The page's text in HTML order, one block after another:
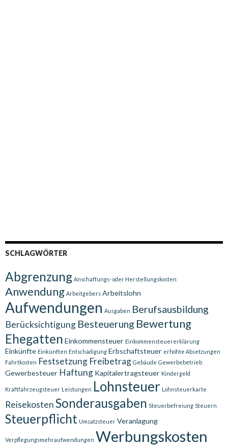
SCHLAGWÖRTER
Abgrenzung Anschaffungs- oder Herstellungskosten
Anwendung Arbeitgebers Arbeitslohn
Aufwendungen Ausgaben Berufsausbildung
Berücksichtigung Besteuerung Bewertung
Ehegatten Einkommensteuer Einkommensteuererklärung
Einkünfte Einkünften Entschädigung Erbschaftsteuer erhöhte Absetzungen
Fahrtkosten Festsetzung Freibetrag Gebäude Gewerbebetrieb
Gewerbesteuer Haftung Kapitalertragsteuer Kindergeld
Kraftfahrzeugsteuer Leistungen Lohnsteuer Lohnsteuerkarte
ReisekostenSonderausgaben Steuerbefreiung Steuern
Steuerpflicht Umsatzsteuer Veranlagung
Verpflegungsmehraufwendungen Werbungskosten